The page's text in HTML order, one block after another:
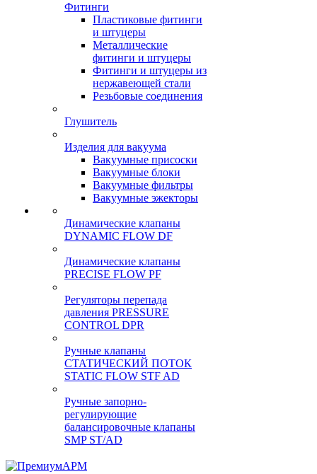
Фитинги
Пластиковые фитинги
и штуцеры
Металлические
фитинги и штуцеры
Фитинги и штуцеры из
нержавеющей стали
Резьбовые соединения
Глушитель
Изделия для вакуума
Вакуумные присоски
Вакуумные блоки
Вакуумные фильтры
Вакуумные эжекторы
Динамические клапаны
DYNAMIC FLOW DF
Динамические клапаны
PRECISE FLOW PF
Регуляторы перепада
давления PRESSURE
CONTROL DPR
Ручные клапаны
СТАТИЧЕСКИЙ ПОТОК
STATIC FLOW STF AD
Ручные запорно-
регулирующие
балансировочные клапаны
SMP ST/AD